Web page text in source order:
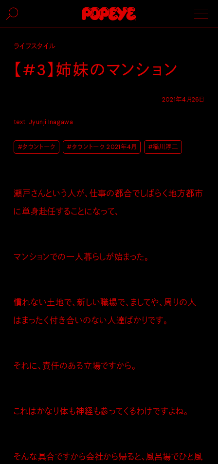
ライフスタイル
【#3】姉妹のマンション
2021年4月26日
text: Jyunji Inagawa
#タウントーク #タウントーク 2021年4月 #稲川淳二
瀬戸さんという人が、仕事の都合でしばらく地方都市
に単身赴任することになって、
マンションでの一人暮らしが始まった。
慣れない土地で、新しい職場で、ましてや、周りの人
はまったく付き合いのない人達ばかりです。
それに、責任のある立場ですから。
これはかなり体も神経も参ってくるわけですよね。
そんな具合ですから会社から帰ると、風呂場でひと風